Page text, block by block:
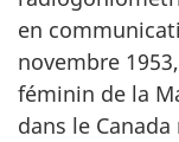
en
novembre
féminin de la
dans le